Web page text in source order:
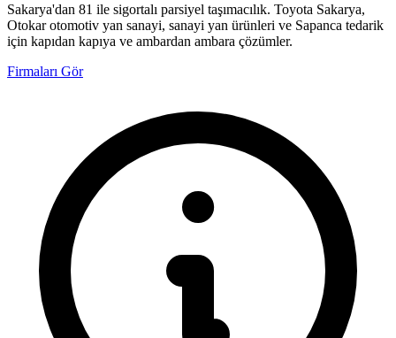
Sakarya'dan 81 ile sigortalı parsiyel taşımacılık. Toyota Sakarya,
Otokar otomotiv yan sanayi, sanayi yan ürünleri ve Sapanca tedarik
için kapıdan kapıya ve ambardan ambara çözümler.
Firmaları Gör